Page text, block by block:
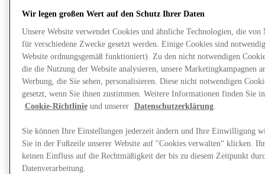
Restaurants
Tourismus
Jobsuche
Geschenkkarte
Mehr
Wir legen großen Wert auf den Schutz Ihrer Daten
Unsere Website verwendet Cookies und ähnliche Technologien, die
für verschiedene Zwecke gesetzt werden. Einige Cookies sind
Website ordnungsgemäß funktioniert). Zu den nicht notwendigen
die die Nutzung der Website analysieren, unsere Marketingkampagnen
Werbung, die Sie sehen, personalisieren. Diese nicht notwendigen
gesetzt, wenn Sie ihnen zustimmen. Weitere Informationen finden Sie
Cookie-Richtlinieund unserer Datenschutzerklärung.
Sie können Ihre Einstellungen jederzeit ändern und Ihre Einwilligung
Sie in der Fußzeile unserer Website auf "Cookies verwalten“ klicken.
keinen Einfluss auf die Rechtmäßigkeit der bis zu diesem Zeitpunkt
Datenverarbeitung.